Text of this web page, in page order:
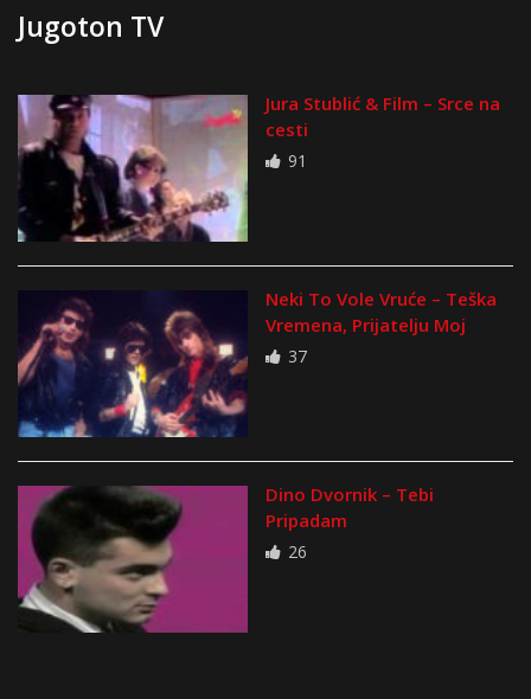
Jugoton TV
Jura Stublić & Film – Srce na
cesti
91
Neki To Vole Vruće – Teška
Vremena, Prijatelju Moj
37
Dino Dvornik – Tebi
Pripadam
26